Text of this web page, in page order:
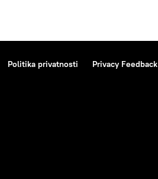
Politika privatnosti Privacy Feedback